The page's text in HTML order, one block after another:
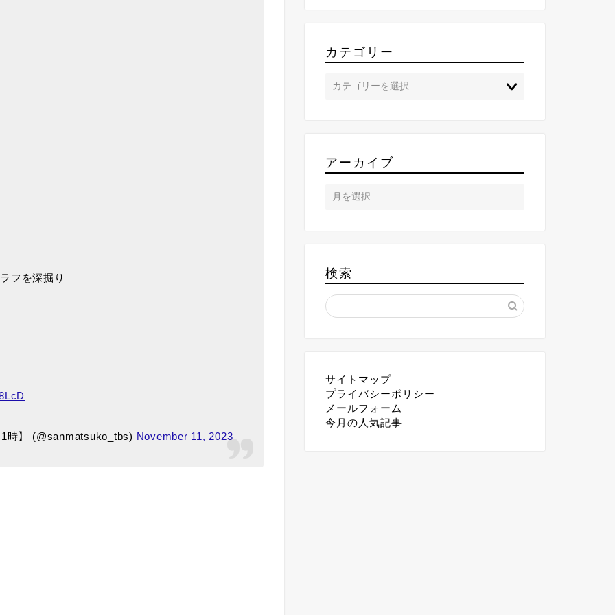
フを深掘り
時】 (@sanmatsuko_tbs) November 11, 2023
カテゴリー
アーカイブ
検索
サイトマップ
プライバシーポリシー
メールフォーム
今月の人気記事